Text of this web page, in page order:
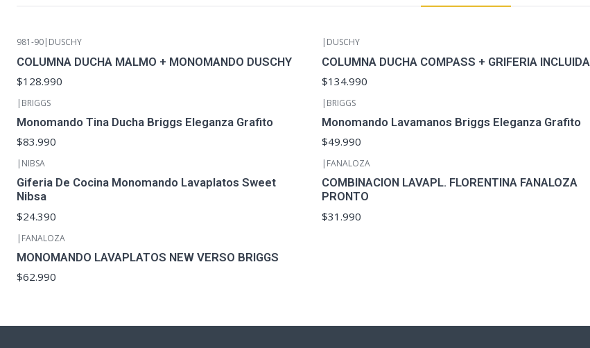
981-90| DUSCHY
COLUMNA DUCHA MALMO + MONOMANDO DUSCHY
$128.990
| DUSCHY
COLUMNA DUCHA COMPASS + GRIFERIA INCLUIDA
$134.990
| BRIGGS
Monomando Tina Ducha Briggs Eleganza Grafito
$83.990
| BRIGGS
Monomando Lavamanos Briggs Eleganza Grafito
$49.990
| NIBSA
Giferia De Cocina Monomando Lavaplatos Sweet
Nibsa
$24.390
| FANALOZA
COMBINACION LAVAPL. FLORENTINA FANALOZA
PRONTO
$31.990
| FANALOZA
MONOMANDO LAVAPLATOS NEW VERSO BRIGGS
$62.990